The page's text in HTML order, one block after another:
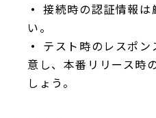
・ 接続時の認証情報は
い。
・ テスト時のレスポ
意し、本番リリース時
しょう。